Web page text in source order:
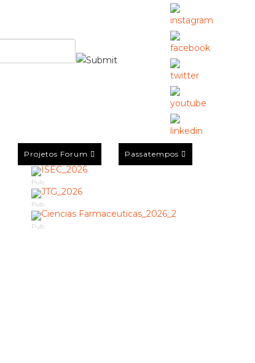
Projetos Forum Passatempos
Pub
Pub
Pub